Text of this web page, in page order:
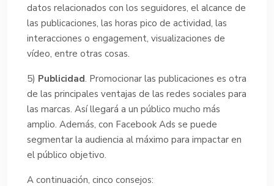
datos relacionados con los seguidores, el alcance de
las publicaciones, las horas pico de actividad, las
interacciones o engagement, visualizaciones de
vídeo, entre otras cosas.
5) Publicidad. Promocionar las publicaciones es otra
de las principales ventajas de las redes sociales para
las marcas. Así llegará a un público mucho más
amplio. Además, con Facebook Ads se puede
segmentar la audiencia al máximo para impactar en
el público objetivo.
A continuación, cinco consejos: